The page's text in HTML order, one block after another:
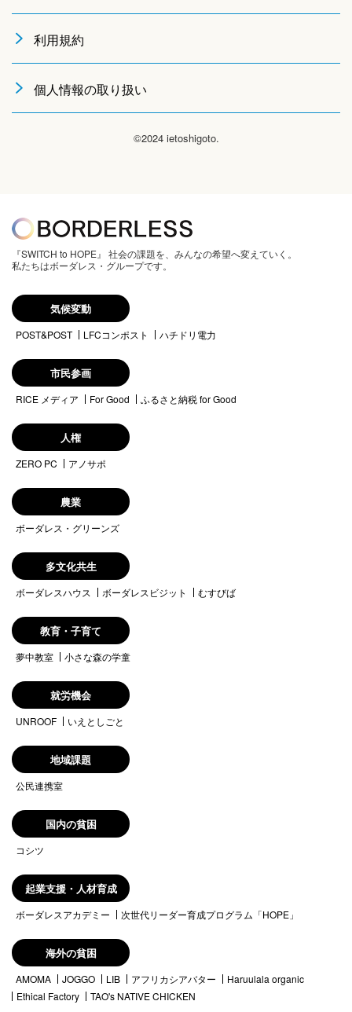
利用規約
個人情報の取り扱い
©2024 ietoshigoto.
『SWITCH to HOPE』 社会の課題を、みんなの希望へ変えていく。
私たちはボーダレス・グループです。
気候変動
POST&POST LFCコンポスト ハチドリ電力
市民参画
RICE メディア For Good ふるさと納税 for Good
人権
ZERO PC アノサポ
農業
ボーダレス・グリーンズ
多文化共生
ボーダレスハウス ボーダレスビジット むすびば
教育・子育て
夢中教室 小さな森の学童
就労機会
UNROOF いえとしごと
地域課題
公民連携室
国内の貧困
コシツ
起業支援・人材育成
ボーダレスアカデミー 次世代リーダー育成プログラム「HOPE」
海外の貧困
AMOMA JOGGO LIB アフリカシアバター
Haruulala organic
Ethical Factory
TAO's NATIVE CHICKEN